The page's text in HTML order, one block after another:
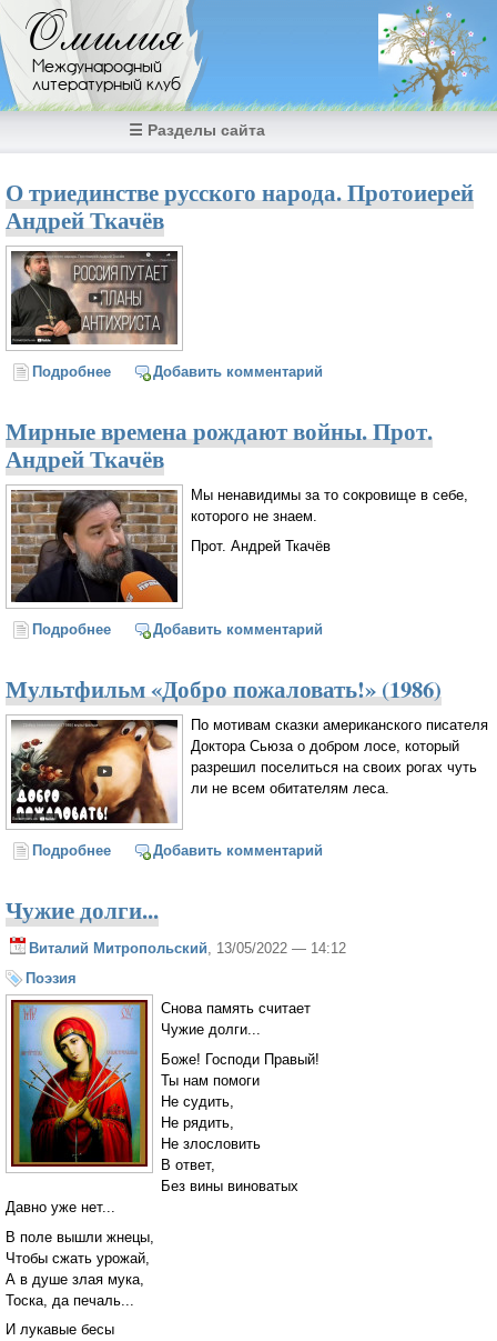
Перейти к основному содержанию
Омилия
Международный
литературный клуб
☰ Разделы сайта
О триединстве русского народа. Протоиерей
Андрей Ткачёв
Подробнее о О триединстве русского народа. Протоиерей
Добавить комментарий
Мирные времена рождают войны. Прот.
Андрей Ткачёв
Мы ненавидимы за то сокровище в себе,
которого не знаем.
Прот. Андрей Ткачёв
Подробнее о Мирные времена рождают войны. Прот. Андрей
Добавить комментарий
Мультфильм «Добро пожаловать!» (1986)
По мотивам сказки американского писателя
Доктора Сьюза о добром лосе, который
разрешил поселиться на своих рогах чуть
ли не всем обитателям леса.
Подробнее о Мультфильм «Добро пожаловать!» (1986)
Добавить комментарий
Чужие долги...
Виталий Митропольский, 13/05/2022 — 14:12
Поэзия
Снова память считает
Чужие долги...
Боже! Господи Правый!
Ты нам помоги
Не судить,
Не рядить,
Не злословить
В ответ,
Без вины виноватых
Давно уже нет...
В поле вышли жнецы,
Чтобы сжать урожай,
А в душе злая мука,
Тоска, да печаль...
И лукавые бесы